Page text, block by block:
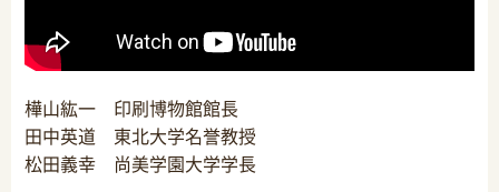
樺山紘一 印刷博物館館長
田中英道 東北大学名誉教授
松田義幸 尚美学園大学学長